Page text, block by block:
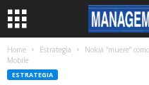
Home Estrategia
Nokia “muere”
Mobile
ESTRATEGIA